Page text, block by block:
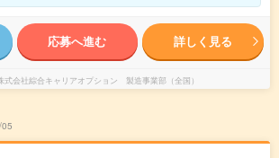
応募へ進む 詳しく見る
式会社綜合キャリアオプション 製造事業部（全国）